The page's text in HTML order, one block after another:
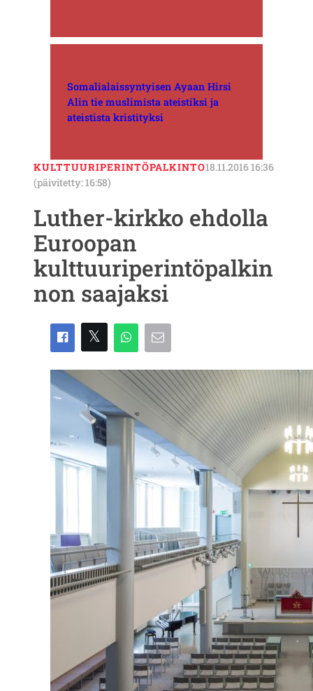
Somalialaissyntyisen Ayaan Hirsi
Alin tie muslimista ateistiksi ja
ateistista kristityksi
KULTTUURIPERINTÖPALKINTO18.11.2016 16:36
(päivitetty: 16:58)
Luther-kirkko ehdolla
Euroopan
kulttuuriperintöpalkin
non saajaksi